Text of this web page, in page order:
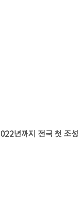
년까지 전국 첫 조성